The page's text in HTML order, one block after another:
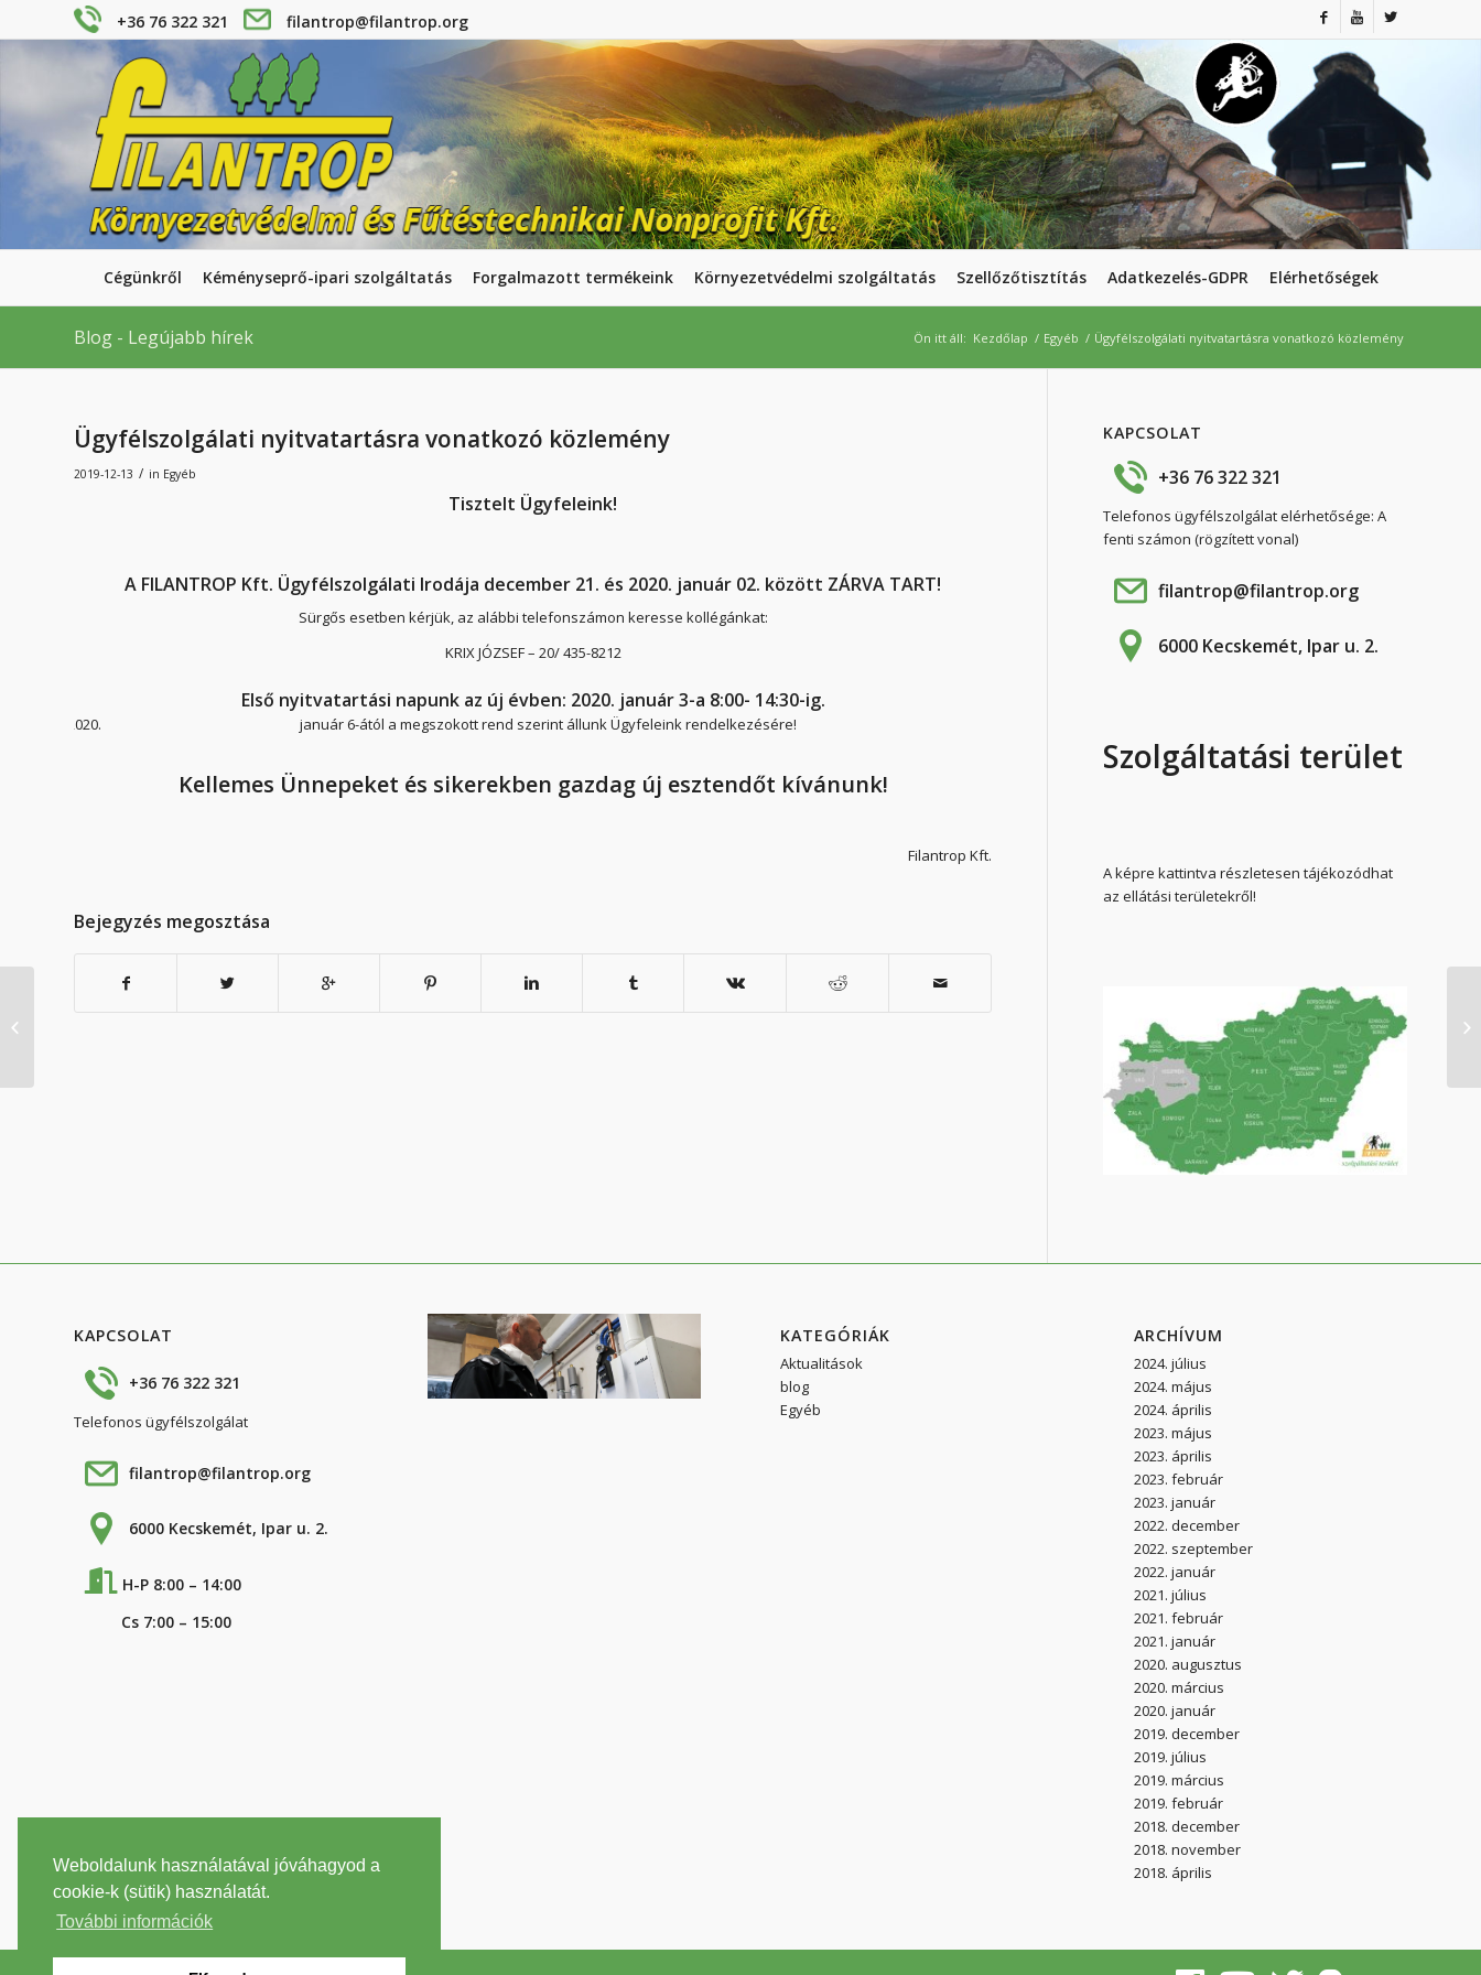
Weboldalunk használatával jóváhagyod a
cookie-k (sütik) használatát.
További információk
+36 76 322 321 filantrop@filantrop.org
Cégünkről Kéményseprő-ipari szolgáltatás Forgalmazott termékeink Környezetvédelmi szolgáltatás Szellőzőtisztítás Adatkezelés-GDPR Elérhetőségek
Blog - Legújabb hírek Ön itt áll: Kezdőlap / Egyéb / Ügyfélszolgálati nyitvatartásra vonatkozó közlemény
Ügyfélszolgálati nyitvatartásra vonatkozó közlemény
2019-12-13 / in Egyéb
Tisztelt Ügyfeleink!
A FILANTROP Kft. Ügyfélszolgálati Irodája december 21. és 2020. január 02. között ZÁRVA TART!
Sürgős esetben kérjük, az alábbi telefonszámon keresse kollégánkat:
KRIX JÓZSEF – 20/ 435-8212
Első nyitvatartási napunk az új évben: 2020. január 3-a 8:00- 14:30-ig.
január 6-ától a megszokott rend szerint állunk Ügyfeleink rendelkezésére!
Kellemes Ünnepeket és sikerekben gazdag új esztendőt kívánunk!
Filantrop Kft.
Bejegyzés megosztása
KAPCSOLAT
+36 76 322 321
Telefonos ügyfélszolgálat elérhetősége: A
fenti számon (rögzített vonal)
filantrop@filantrop.org
6000 Kecskemét, Ipar u. 2.
Szolgáltatási terület
A képre kattintva részletesen tájékozódhat
az ellátási területekről!
KAPCSOLAT
+36 76 322 321
Telefonos ügyfélszolgálat
filantrop@filantrop.org
6000 Kecskemét, Ipar u. 2.
H-P 8:00 – 14:00
Cs 7:00 – 15:00
KATEGÓRIÁK
Aktualitások
blog
Egyéb
ARCHÍVUM
2024. július
2024. május
2024. április
2023. május
2023. április
2023. február
2023. január
2022. december
2022. szeptember
2022. január
2021. július
2021. február
2021. január
2020. augusztus
2020. március
2020. január
2019. december
2019. július
2019. március
2019. február
2018. december
2018. november
2018. április
Álláslehetőség – szolgáltatás
x